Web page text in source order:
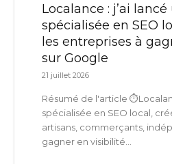
Localance : j’ai
spécialisée en SEO
les entreprises à
sur Google
21 juillet 2026
Résumé de l'article
spécialisée en SEO local,
artisans, commerçants,
gagner en visibilité...